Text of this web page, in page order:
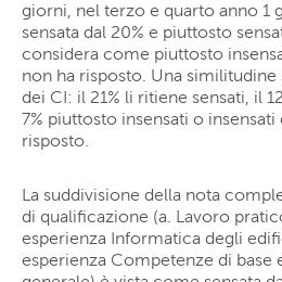
giorni, nel terzo e quarto anno 1
sensata dal 20% e piuttosto
considera come piuttosto
non ha risposto. Una
dei CI: il 21% li ritiene sensati, il
7% piuttosto insensati o insensati
risposto.
La suddivisione della nota
di qualificazione (a. Lavoro
esperienza Informatica degli
esperienza Competenze di base